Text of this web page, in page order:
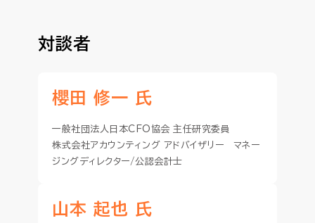
経理財務部門のAI活用第一歩は「接点を持つこと」
対談者
櫻田 修一 氏
一般社団法人日本CFO協会 主任研究委員
株式会社アカウンティング アドバイザリー マネー
ジングディレクター/公認会計士
山本 起也 氏